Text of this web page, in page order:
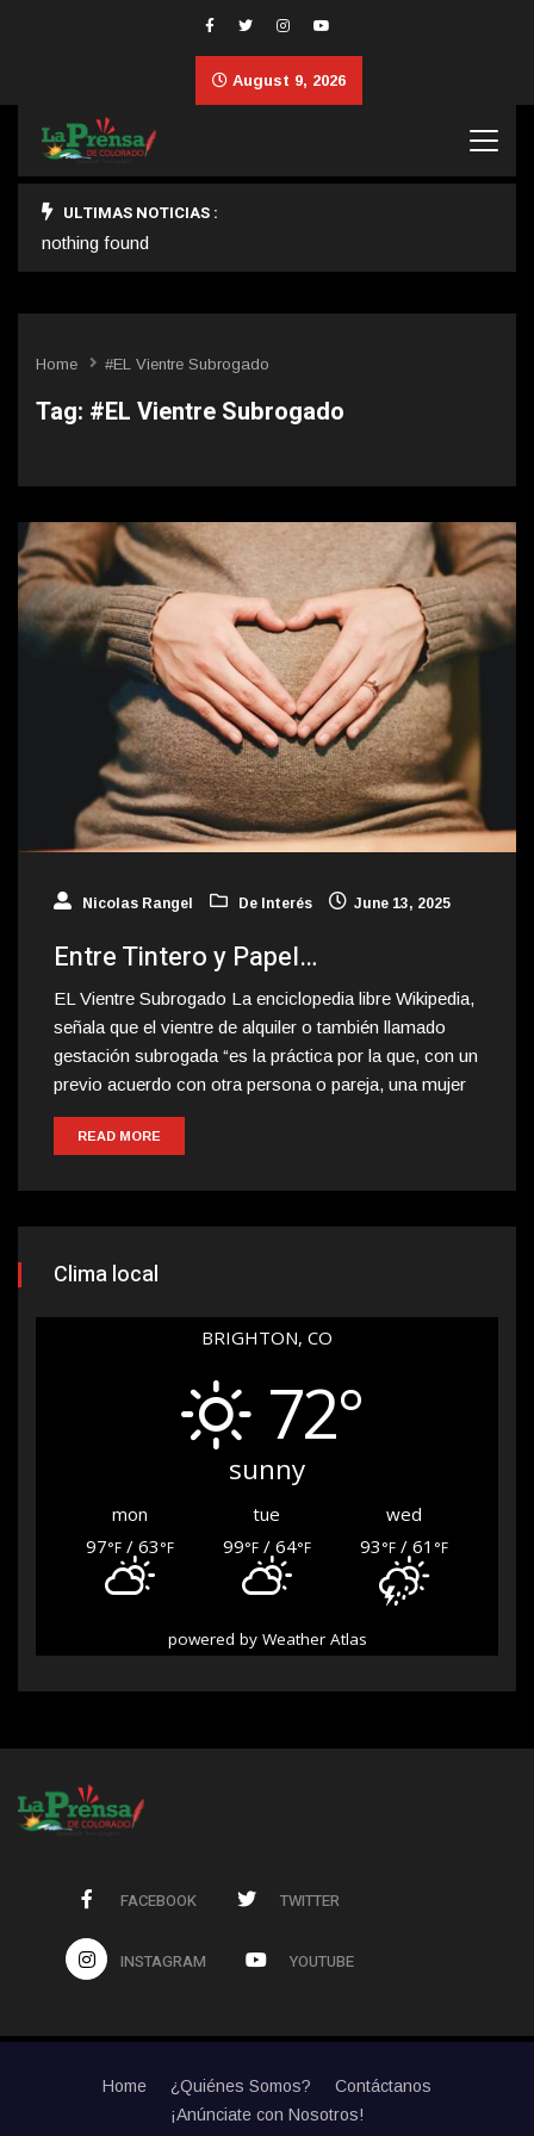
August 9, 2026
ULTIMAS NOTICIAS :
nothing found
Home #EL Vientre Subrogado
Tag: #EL Vientre Subrogado
Nicolas Rangel De Interés June 13, 2025
Entre Tintero y Papel…
EL Vientre Subrogado La enciclopedia libre Wikipedia,
señala que el vientre de alquiler o también llamado
gestación subrogada “es la práctica por la que, con un
previo acuerdo con otra persona o pareja, una mujer
READ MORE
Clima local
BRIGHTON, CO
72°
sunny
mon tue
wed
97°F / 63°F 99°F/ 64°F 93°F/ 61 °F
powered by Weather Atlas
FACEBOOK TWITTER
INSTAGRAM YOUTUBE
Home ¿Quiénes Somos?
Contáctanos
¡Anúnciate con Nosotros!